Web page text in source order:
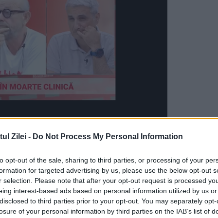
Zilei - Do Not Process My Personal Information
opt-out of the sale, sharing to third parties, or processing of your
for targeted advertising by us, please use the below opt-out
selection. Please note that after your opt-out request is processed
interest-based ads based on personal information utilized by us
to third parties prior to your opt-out. You may separately
of your personal information by third parties on the IAB’s list of
al familiei în timpul unei recepții organizate
„puțin haos” în casă, după ce a ros mai
a spus că familia încearcă să îl țină ocupat